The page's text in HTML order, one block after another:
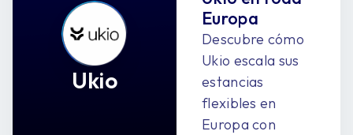
Ukio
Europa
Descubre cómo
Ukio escala sus
estancias
flexibles en
Europa con